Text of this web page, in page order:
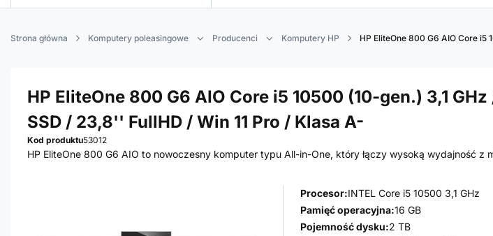
Strona główna Komputery poleasingowe Producenci Komputery HP HP EliteOne 800 G6 AIO Core i5
HP EliteOne 800 G6 AIO Core i5 10500 (10-gen.) 3,1 GHz
SSD / 23,8'' FullHD / Win 11 Pro / Klasa A-
Kod produktu53012
HP EliteOne 800 G6 AIO to nowoczesny komputer typu All-in-One, który łączy wysoką wydajność z
Procesor:INTEL Core i5 10500 3,1 GHz
Pamięć operacyjna:16 GB
Pojemność dysku:2 TB